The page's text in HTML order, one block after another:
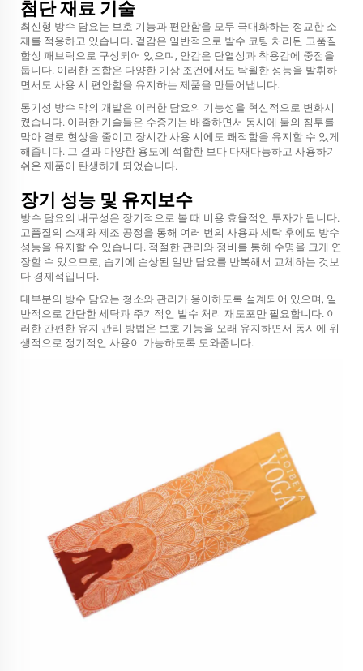
첨단 재료 기술
최신형 방수 담요는 보호 기능과 편안함을 모두 극대화하는 정교한 소
재를 적용하고 있습니다. 겉감은 일반적으로 발수 코팅 처리된 고품질
합성 패브릭으로 구성되어 있으며, 안감은 단열성과 착용감에 중점을
둡니다. 이러한 조합은 다양한 기상 조건에서도 탁월한 성능을 발휘하
면서도 사용 시 편안함을 유지하는 제품을 만들어냅니다.
통기성 방수 막의 개발은 이러한 담요의 기능성을 혁신적으로 변화시
켰습니다. 이러한 기술들은 수증기는 배출하면서 동시에 물의 침투를
막아 결로 현상을 줄이고 장시간 사용 시에도 쾌적함을 유지할 수 있게
해줍니다. 그 결과 다양한 용도에 적합한 보다 다재다능하고 사용하기
쉬운 제품이 탄생하게 되었습니다.
장기 성능 및 유지보수
방수 담요의 내구성은 장기적으로 볼 때 비용 효율적인 투자가 됩니다.
고품질의 소재와 제조 공정을 통해 여러 번의 사용과 세탁 후에도 방수
성능을 유지할 수 있습니다. 적절한 관리와 정비를 통해 수명을 크게 연
장할 수 있으므로, 습기에 손상된 일반 담요를 반복해서 교체하는 것보
다 경제적입니다.
대부분의 방수 담요는 청소와 관리가 용이하도록 설계되어 있으며, 일
반적으로 간단한 세탁과 주기적인 발수 처리 재도포만 필요합니다. 이
러한 간편한 유지 관리 방법은 보호 기능을 오래 유지하면서 동시에 위
생적으로 정기적인 사용이 가능하도록 도와줍니다.